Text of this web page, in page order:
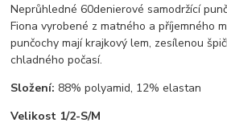
Neprůhledné 60denierové samodržící
Fiona vyrobené z matného a příjemného
punčochy mají krajkový lem, zesílenou
chladného počasí.
Složení: 88% polyamid, 12% elastan
Velikost 1/2-S/M